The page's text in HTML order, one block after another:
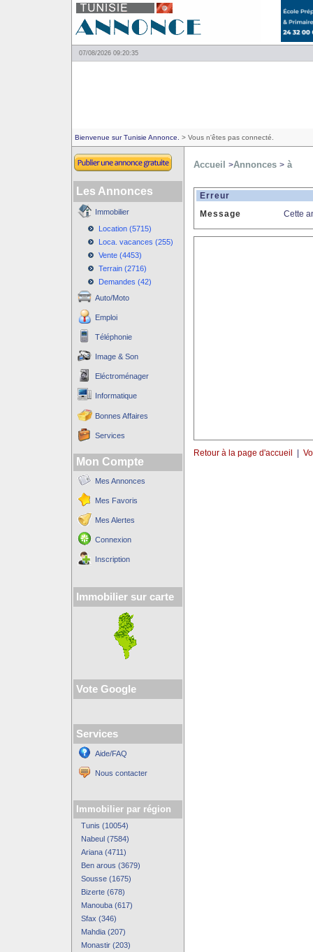
07/08/2026 09:20:35
Bienvenue sur Tunisie Annonce. > Vous n'êtes pas connecté.
Les Annonces
Immobilier
Location (5715)
Loca. vacances (255)
Vente (4453)
Terrain (2716)
Demandes (42)
Auto/Moto
Emploi
Téléphonie
Image & Son
Eléctroménager
Informatique
Bonnes Affaires
Services
Mon Compte
Mes Annonces
Mes Favoris
Mes Alertes
Connexion
Inscription
Immobilier sur carte
Vote Google
Services
Aide/FAQ
Nous contacter
Immobilier par région
Tunis (10054)
Nabeul (7584)
Ariana (4711)
Ben arous (3679)
Sousse (1675)
Bizerte (678)
Manouba (617)
Sfax (346)
Mahdia (207)
Monastir (203)
Accueil >Annonces >à
Erreur
Message
Cette
Retour à la page d'accueil